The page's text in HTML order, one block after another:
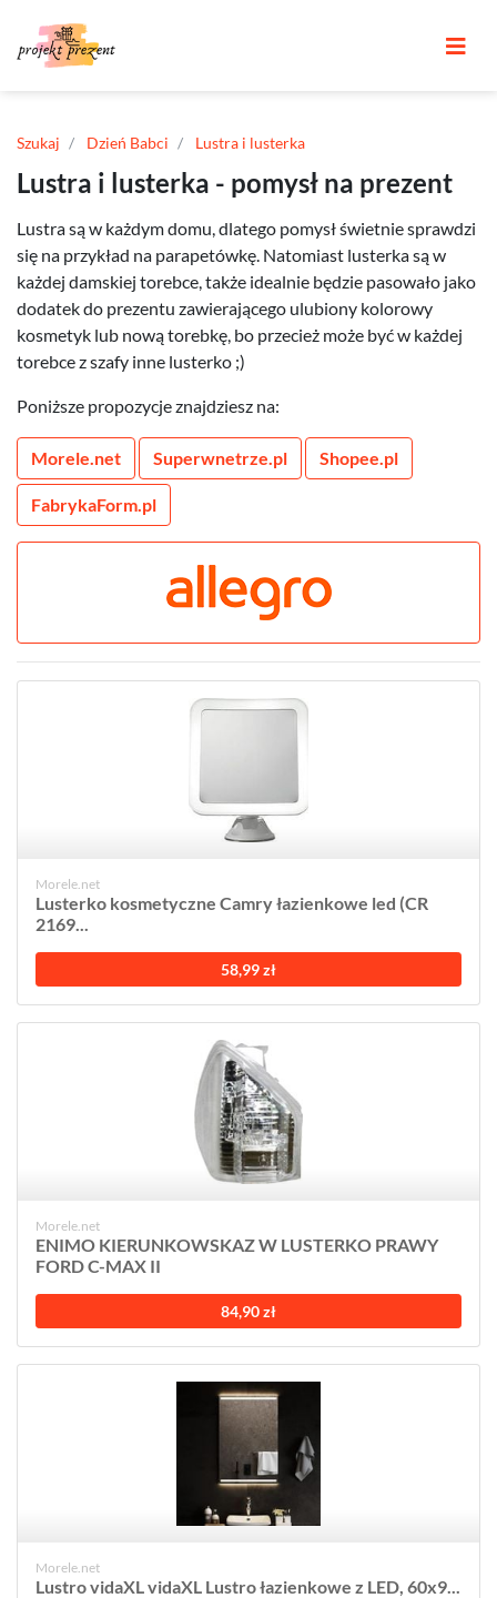
Szukaj Dzień Babci Lustra i lusterka
Lustra i lusterka - pomysł na prezent
Lustra są w każdym domu, dlatego pomysł świetnie sprawdzi
się na przykład na parapetówkę. Natomiast lusterka są w
każdej damskiej torebce, także idealnie będzie pasowało jako
dodatek do prezentu zawierającego ulubiony kolorowy
kosmetyk lub nową torebkę, bo przecież może być w każdej
torebce z szafy inne lusterko ;)
Poniższe propozycje znajdziesz na:
Morele.net Superwnetrze.pl Shopee.pl
FabrykaForm.pl
Morele.net
Lusterko kosmetyczne Camry łazienkowe led (CR
2169...
58,99 zł
Morele.net
ENIMO KIERUNKOWSKAZ W LUSTERKO PRAWY
FORD C-MAX II
84,90 zł
Morele.net
Lustro vidaXL vidaXL Lustro łazienkowe z LED, 60x9...